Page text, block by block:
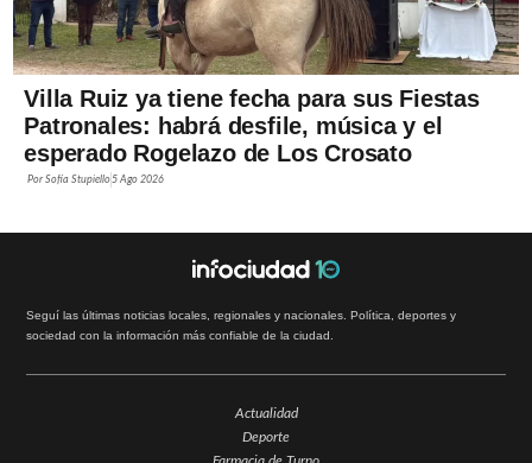
Villa Ruiz ya tiene fecha para sus Fiestas
Patronales: habrá desfile, música y el
esperado Rogelazo de Los Crosato
PorSofía Stupiello5 Ago 2026
Seguí las últimas noticias locales, regionales y nacionales. Política, deportes y
sociedad con la información más confiable de la ciudad.
Actualidad
Deporte